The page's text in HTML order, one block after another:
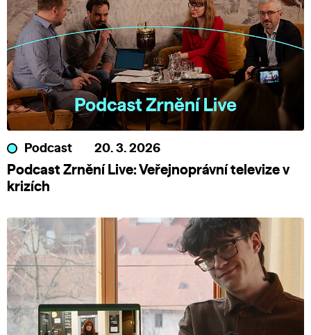
Podcast 20. 3. 2026
Podcast Zrnění Live: Veřejnoprávní televize v
krizích